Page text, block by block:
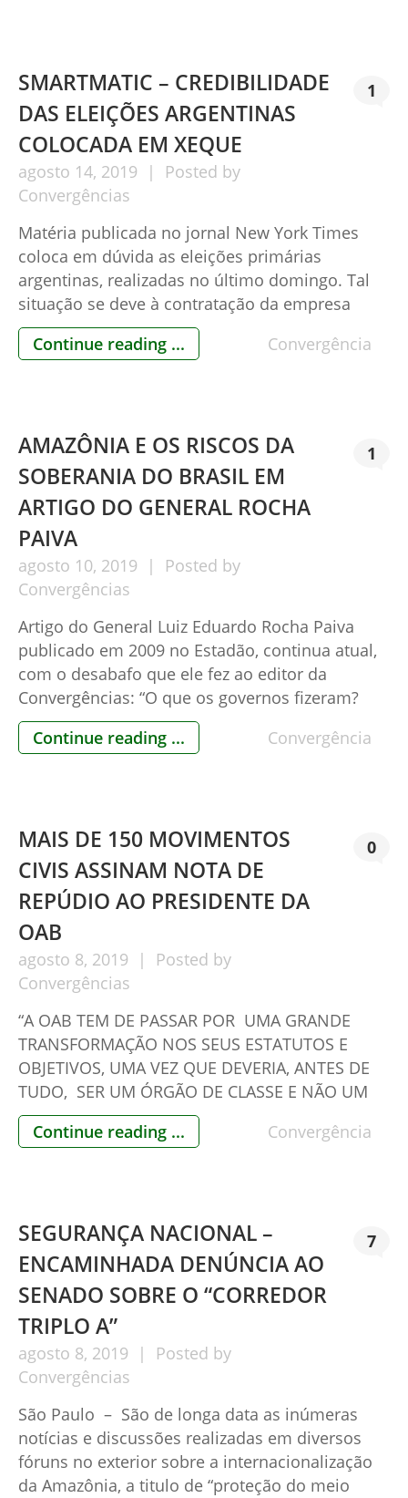
SMARTMATIC – CREDIBILIDADE
DAS ELEIÇÕES ARGENTINAS
COLOCADA EM XEQUE
agosto 14, 2019
Posted by
Convergências
1
Matéria publicada no jornal New York Times
coloca em dúvida as eleições primárias
argentinas, realizadas no último domingo. Tal
situação se deve à contratação da empresa
Smartmatic para que efetue a totalização dos
votos e, se necessário, a recontagem. Tal
Continue reading ... Convergência
AMAZÔNIA E OS RISCOS DA
SOBERANIA DO BRASIL EM
ARTIGO DO GENERAL ROCHA
PAIVA
agosto 10, 2019
Posted by
Convergências
1
Artigo do General Luiz Eduardo Rocha Paiva
publicado em 2009 no Estadão, continua atual,
com o desabafo que ele fez ao editor da
Convergências: “O que os governos fizeram?
Nada!!!” As ameaças vão se tornando mais
evidentes, como demonstram postagens
Continue reading ... Convergência
MAIS DE 150 MOVIMENTOS
CIVIS ASSINAM NOTA DE
REPÚDIO AO PRESIDENTE DA
OAB
agosto 8, 2019
Posted by
Convergências
0
“A OAB TEM DE PASSAR POR UMA GRANDE
TRANSFORMAÇÃO NOS SEUS ESTATUTOS E
OBJETIVOS, UMA VEZ QUE DEVERIA, ANTES DE
TUDO, SER UM ÓRGÃO DE CLASSE E NÃO UM
ÓRGÃO POLITICO.” Brasília – Mais de 150
movimentos civis, vários com milhões de
Continue reading ... Convergência
SEGURANÇA NACIONAL –
ENCAMINHADA DENÚNCIA AO
SENADO SOBRE O “CORREDOR
TRIPLO A”
agosto 8, 2019
Posted by
Convergências
7
São Paulo – São de longa data as inúmeras
notícias e discussões realizadas em diversos
fóruns no exterior sobre a internacionalização
da Amazônia, a titulo de “proteção do meio